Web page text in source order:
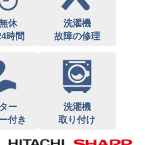
休
時間
洗濯機
故障の修理
ー
付き
洗濯機
取り付け